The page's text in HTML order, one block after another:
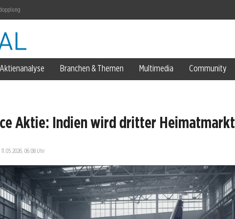
ein
Aktienanalyse Branchen & Themen Multimedia Community
Aktie: Indien wird dritter Heimatmarkt
11.05.2026, 06:08 Uhr